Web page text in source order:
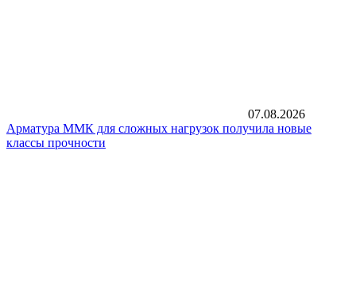
07.08.2026
Арматура ММК для сложных нагрузок получила новые
классы прочности